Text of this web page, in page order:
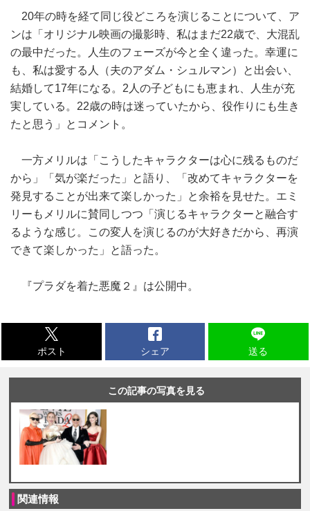
20年の時を経て同じ役どころを演じることについて、ア
ンは「オリジナル映画の撮影時、私はまだ22歳で、大混乱
の最中だった。人生のフェーズが今と全く違った。幸運に
も、私は愛する人（夫のアダム・シュルマン）と出会い、
結婚して17年になる。2人の子どもにも恵まれ、人生が充
実している。22歳の時は迷っていたから、役作りにも生き
たと思う」とコメント。
一方メリルは「こうしたキャラクターは心に残るものだ
から」「気が楽だった」と語り、「改めてキャラクターを
発見することが出来て楽しかった」と余裕を見せた。エミ
リーもメリルに賛同しつつ「演じるキャラクターと融合す
るような感じ。この変人を演じるのが大好きだから、再演
できて楽しかった」と語った。
『プラダを着た悪魔２』は公開中。
ポスト シェア 送る
この記事の写真を見る
関連情報